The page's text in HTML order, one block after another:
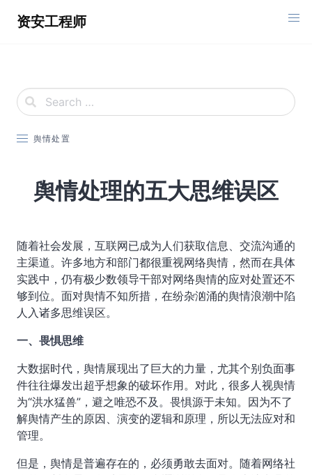
资安工程师
舆情处置
舆情处理的五大思维误区
随着社会发展，互联网已成为人们获取信息、交流沟通的
主渠道。许多地方和部门都很重视网络舆情，然而在具体
实践中，仍有极少数领导干部对网络舆情的应对处置还不
够到位。面对舆情不知所措，在纷杂汹涌的舆情浪潮中陷
人入诸多思维误区。
一、畏惧思维
大数据时代，舆情展现出了巨大的力量，尤其个别负面事
件往往爆发出超乎想象的破坏作用。对此，很多人视舆情
为“洪水猛兽”，避之唯恐不及。畏惧源于未知。因为不了
解舆情产生的原因、演变的逻辑和原理，所以无法应对和
管理。
但是，舆情是普遍存在的，必须勇敢去面对。随着网络社